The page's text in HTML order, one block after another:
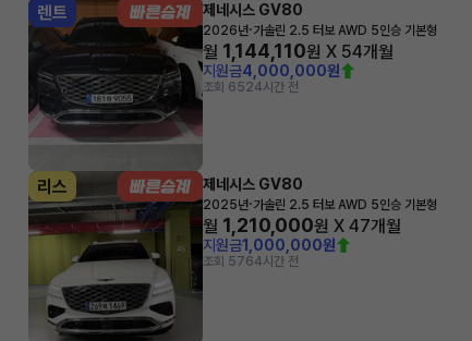
렌트 제네시스 GV80
2026년·가솔린 2.5 터보 AWD 5인승 기본형
월 1,144,110원 X 54개월
지원금4,000,000원
조회 6524시간 전
리스 제네시스 GV80
2025년·가솔린 2.5 터보 AWD 5인승 기본형
월 1,210,000원 X 47개월
지원금1,000,000원
조회 5764시간 전